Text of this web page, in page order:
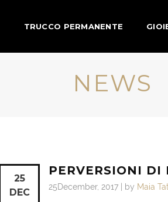
TRUCCO PERMANENTE
NEWS
25
DEC
PERVERSIONI DI
25December, 2017 | by Maia